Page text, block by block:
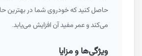
حاصل کنید که خودروی شما در بهترین
می‌کند و عمر مفید آن افزایش می‌یابد.
ویژگی‌ها و مزایا